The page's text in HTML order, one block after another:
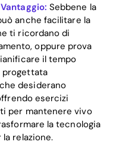
Sebbene la
anche facilitare la
ti ricordano di
oppure prova
il tempo
progettata
desiderano
esercizi
per mantenere vivo
la tecnologia
relazione.